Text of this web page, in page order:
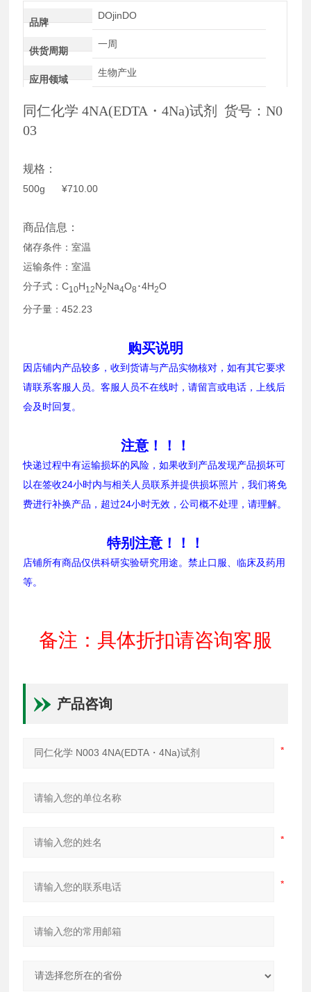
品牌
DOjinDO
供货周期
一周
应用领域
生物产业
同仁化学 4NA(EDTA・4Na)试剂 货号：N0
03
规格：
500g ¥710.00
商品信息：
储存条件：室温
运输条件：室温
分子式：C10H12N2Na4O8 ･4H2O
分子量：452.23
购买说明
因店铺内产品较多，收到货请与产品实物核对，如有其它要求
请联系客服人员。客服人员不在线时，请留言或电话，上线后
会及时回复。
注意！！！
快递过程中有运输损坏的风险，如果收到产品发现产品损坏可
以在签收24小时内与相关人员联系并提供损坏照片，我们将免
费进行补换产品，超过24小时无效，公司概不处理，请理解。
特别注意！！！
店铺所有商品仅供科研实验研究用途。禁止口服、临床及药用
等。
备注：具体折扣请咨询客服
产品咨询